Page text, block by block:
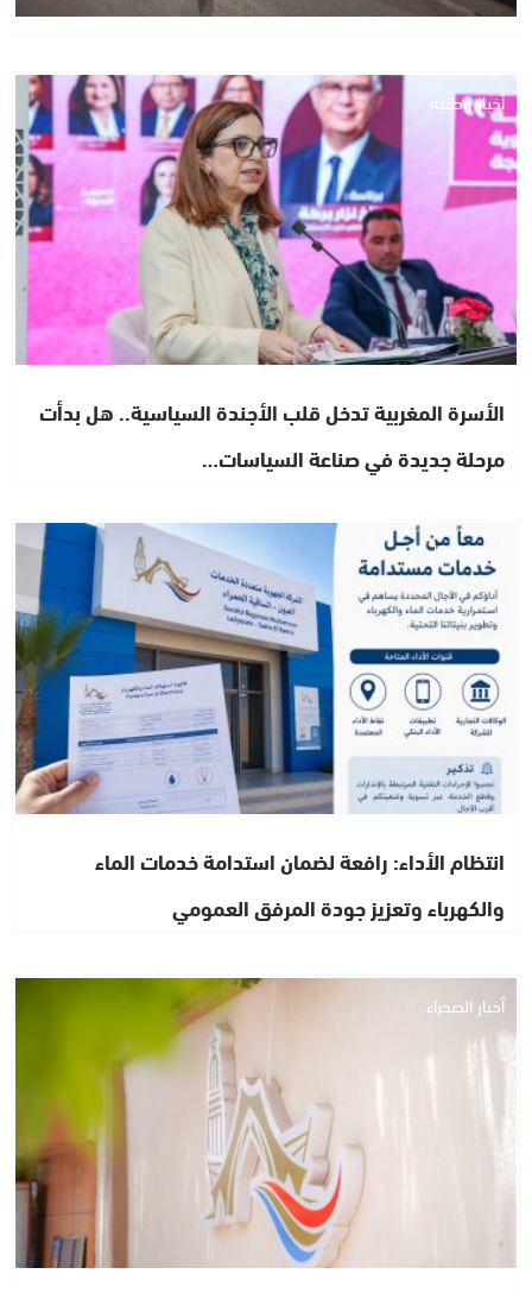
أخبار وطنية
الأسرة المغربية تدخل قلب الأجندة السياسية.. هل بدأت
مرحلة جديدة في صناعة السياسات…
أخبار الصحراء
انتظام الأداء: رافعة لضمان استدامة خدمات الماء
والكهرباء وتعزيز جودة المرفق العمومي
أخبار الصحراء